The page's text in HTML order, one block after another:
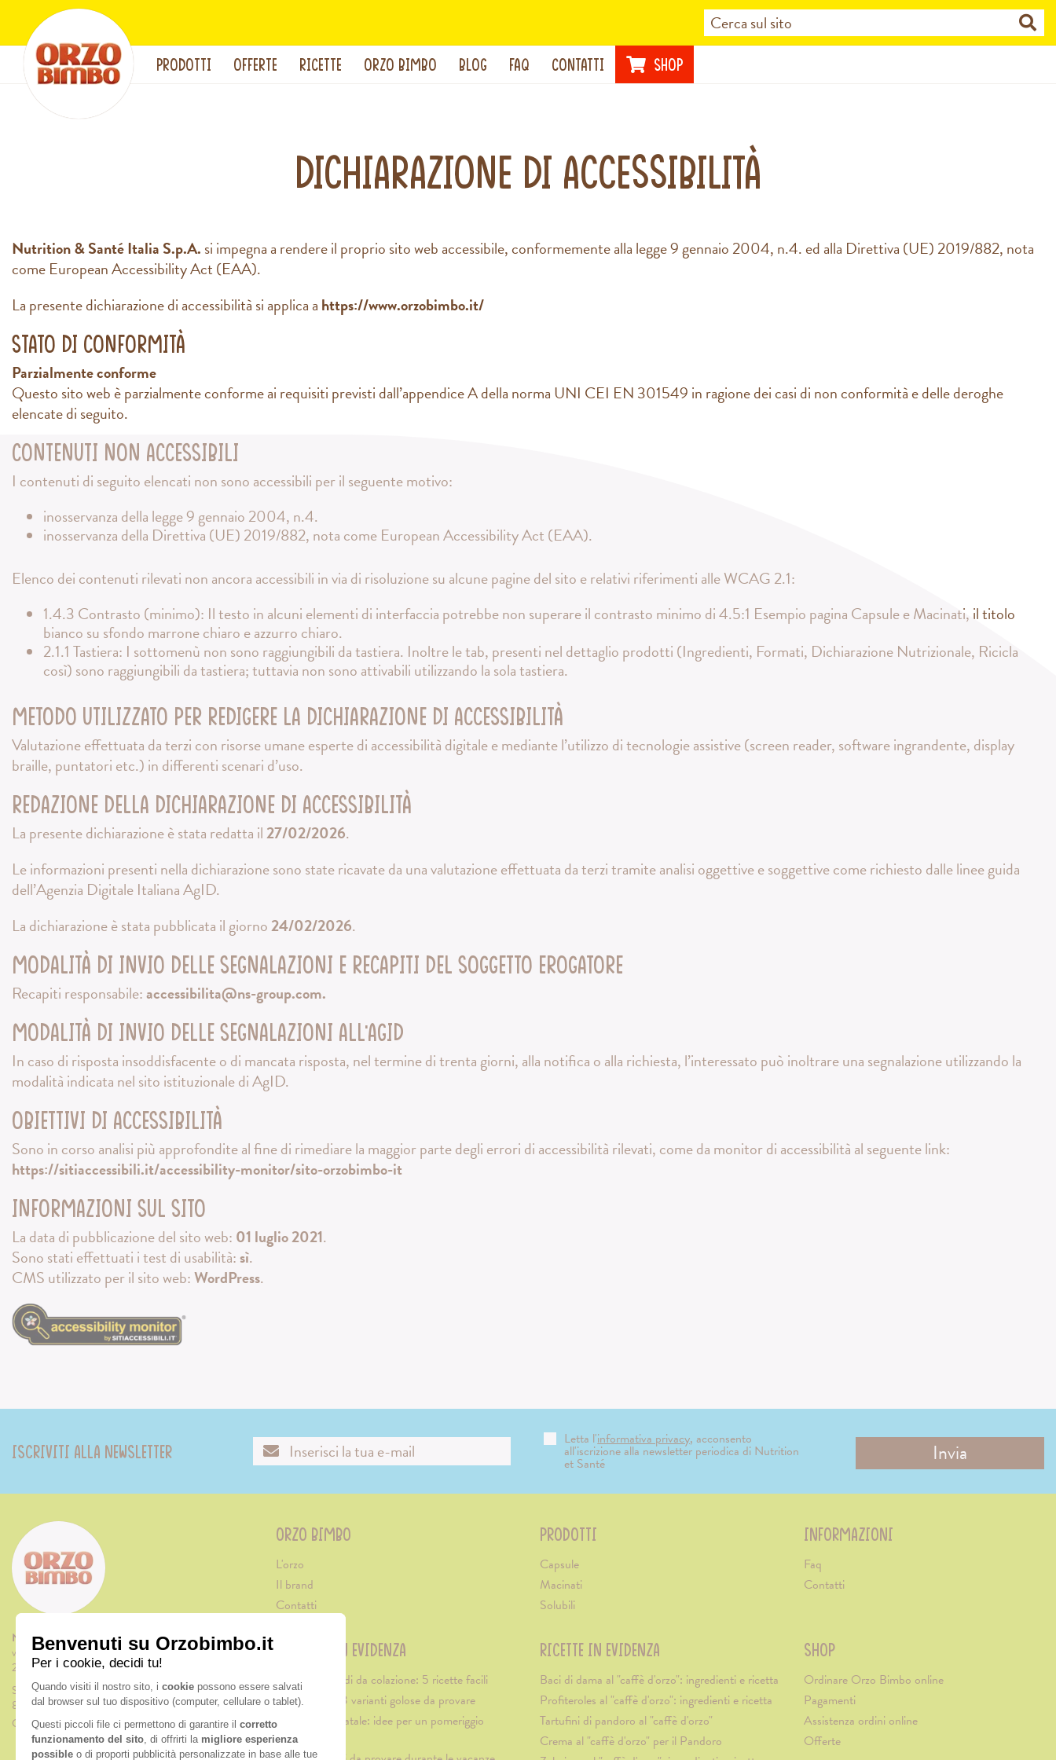
PRODOTTI OFFERTE RICETTE ORZO BIMBO BLOG FAQ CONTATTI SHOP
Dichiarazione di accessibilità
Nutrition & Santé Italia S.p.A. si impegna a rendere il proprio sito web accessibile, conformemente alla legge 9 gennaio 2004, n.4. ed alla Direttiva (UE) 2019/882, nota
come European Accessibility Act (EAA).
La presente dichiarazione di accessibilità si applica a https://www.orzobimbo.it/
Stato di conformità
Parzialmente conforme
Questo sito web è parzialmente conforme ai requisiti previsti dall’appendice A della norma UNI CEI EN 301549 in ragione dei casi di non conformità e delle deroghe
elencate di seguito.
Contenuti non accessibili
I contenuti di seguito elencati non sono accessibili per il seguente motivo:
inosservanza della legge 9 gennaio 2004, n.4.
inosservanza della Direttiva (UE) 2019/882, nota come European Accessibility Act (EAA).
Elenco dei contenuti rilevati non ancora accessibili in via di risoluzione su alcune pagine del sito e relativi riferimenti alle WCAG 2.1:
1.4.3 Contrasto (minimo): Il testo in alcuni elementi di interfaccia potrebbe non superare il contrasto minimo di 4.5:1 Esempio pagina Capsule e Macinati, il titolo
bianco su sfondo marrone chiaro e azzurro chiaro.
2.1.1 Tastiera: I sottomenù non sono raggiungibili da tastiera. Inoltre le tab, presenti nel dettaglio prodotti (Ingredienti, Formati, Dichiarazione Nutrizionale, Ricicla
così) sono raggiungibili da tastiera; tuttavia non sono attivabili utilizzando la sola tastiera.
Metodo utilizzato per redigere la dichiarazione di accessibilità
Valutazione effettuata da terzi con risorse umane esperte di accessibilità digitale e mediante l’utilizzo di tecnologie assistive (screen reader, software ingrandente, display
braille, puntatori etc.) in differenti scenari d’uso.
Redazione della dichiarazione di accessibilità
La presente dichiarazione è stata redatta il27/02/2026.
Le informazioni presenti nella dichiarazione sono state ricavate da una valutazione effettuata da terzi tramite analisi oggettive e soggettive come richiesto dalle linee guida
dell’Agenzia Digitale Italiana AgID.
La dichiarazione è stata pubblicata il giorno24/02/2026.
Modalità di invio delle segnalazioni e recapiti del soggetto erogatore
Recapiti responsabile:accessibilita@ns-group.com.
Modalità di invio delle segnalazioni all’AgID
In caso di risposta insoddisfacente o di mancata risposta, nel termine di trenta giorni, alla notifica o alla richiesta, l’interessato può inoltrare una segnalazione utilizzando la
modalità indicata nel sito istituzionale di AgID.
Obiettivi di accessibilità
Sono in corso analisi più approfondite al fine di rimediare la maggior parte degli errori di accessibilità rilevati, come da monitor di accessibilità al seguente link:
https://sitiaccessibili.it/accessibility-monitor/sito-orzobimbo-it
Informazioni sul sito
La data di pubblicazione del sito web: 01 luglio 2021.
Sono stati effettuati i test di usabilità:sì.
CMS utilizzato per il sito web:WordPress.
Iscriviti alla newsletter
Letta l'informativa privacy, acconsento
all'iscrizione alla newsletter periodica di Nutrition
et Santé
Nutrition & Sante' Italia Spa
via Gioacchino Rossini 1/A
20045 Lainate (MI)
Servizio consumatori:
800-018124
Contatti
ORZO BIMBO
L'orzo
Il brand
Contatti
PRODOTTI
Capsule
Macinati
Solubili
INFORMAZIONI
Faq
Contatti
ARTICOLI IN EVIDENZA
Biscotti morbidi da colazione: 5 ricette facili
Cappuccino: 3 varianti golose da provare
Merenda di Natale: idee per un pomeriggio
natalizio
RICETTE IN EVIDENZA
Baci di dama al "caffè d'orzo": ingredienti e ricetta
Profiteroles al "caffè d'orzo": ingredienti e ricetta
Tartufini di pandoro al "caffè d'orzo"
Crema al "caffè d'orzo" per il Pandoro
SHOP
Ordinare Orzo Bimbo online
Pagamenti
Assistenza ordini online
Offerte